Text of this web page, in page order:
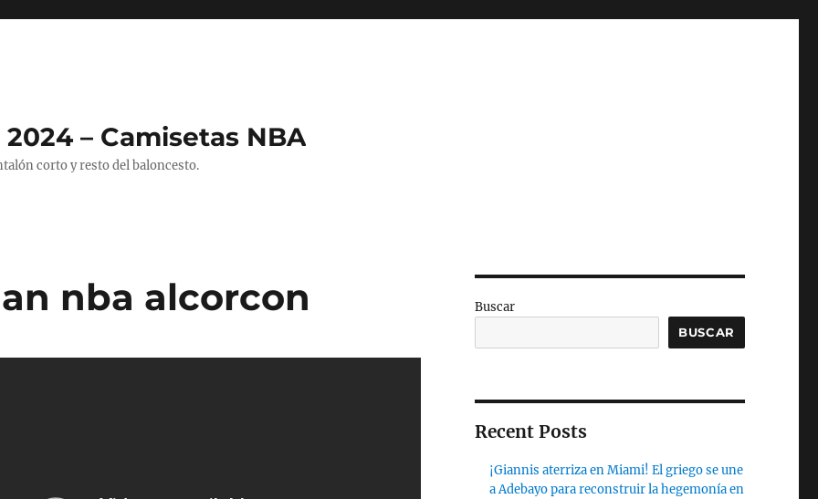
– Camisetas NBA
corto y resto del baloncesto.
nba alcorcon Buscar
BUSCAR
Recent Posts
¡Giannis aterriza en Miami! El griego se une
a Adebayo para reconstruir la hegemonía en